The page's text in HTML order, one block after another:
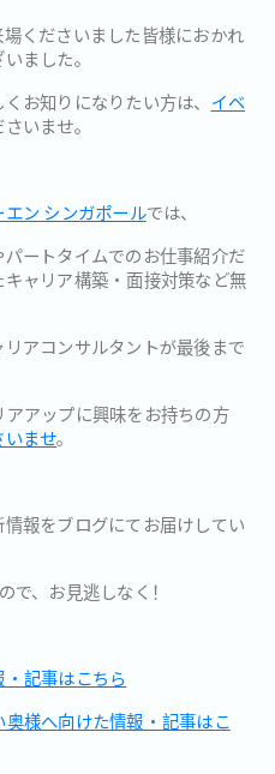
くださいました皆様におかれ
ました。
お知りになりたい方は、 イベ
いませ。
エン シンガポールでは、
ートタイムでのお仕事紹介だ
ャリア構築・ 面接対策など無
リアコンサルタントが最後まで
アップに興味をお持ちの方
いませ。
報をブログにてお届けしてい
で、お見逃しなく！
記事はこちら
様へ向けた情報・記事はこ